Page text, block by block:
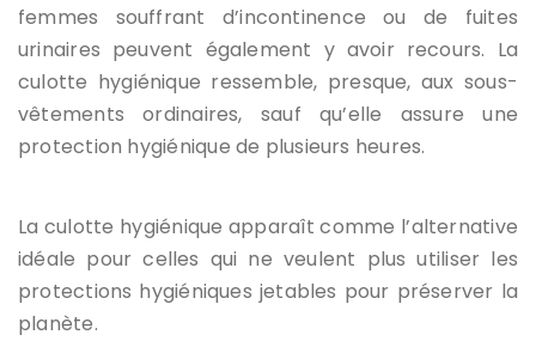
femmes souffrant d’incontinence ou de fuites
urinaires peuvent également y avoir recours. La
culotte hygiénique ressemble, presque, aux sous-
vêtements ordinaires, sauf qu’elle assure une
protection hygiénique de plusieurs heures.
La culotte hygiénique apparaît comme l’alternative
idéale pour celles qui ne veulent plus utiliser les
protections hygiéniques jetables pour préserver la
planète.